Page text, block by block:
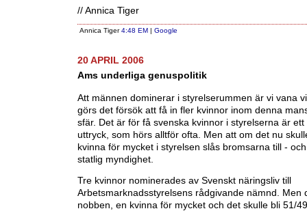
// Annica Tiger
Annica Tiger4:48 EM | Google
20 APRIL 2006
Ams underliga genuspolitik
Att männen dominerar i styrelserummen är vi vana
görs det försök att få in fler kvinnor inom denna
sfär. Det är för få svenska kvinnor i styrelserna är ett
uttryck, som hörs alltför ofta. Men att om det nu
kvinna för mycket i styrelsen slås bromsarna till -
statlig myndighet.
Tre kvinnor nominerades av Svenskt näringsliv till
Arbetsmarknadsstyrelsens rådgivande nämnd. Men
nobben, en kvinna för mycket och det skulle bli 51/